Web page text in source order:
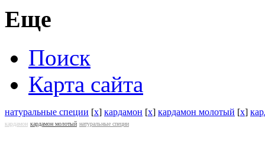
Еще
Поиск
Карта сайта
натуральные специи [x] кардамон [x] кардамон молотый [x]
кардамон кардамон молотый натуральные специи